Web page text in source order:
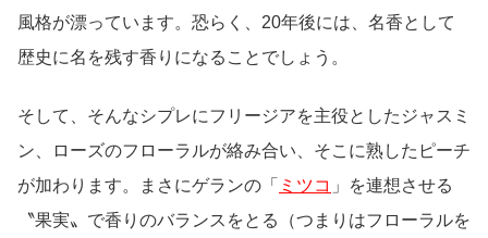
風格が漂っています。恐らく、20年後には、名香として
歴史に名を残す香りになることでしょう。
そして、そんなシプレにフリージアを主役としたジャスミ
ン、ローズのフローラルが絡み合い、そこに熟したピーチ
が加わります。まさにゲランの「 ミツコ 」を連想させる
〝果実〟で香りのバランスをとる（つまりはフローラルを